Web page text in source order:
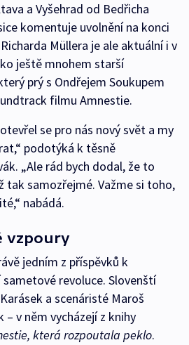
a Vyšehrad od Bedřicha
komentuje uvolnění na konci
Müllera je ale aktuální i v
ještě mnohem starší
prý s Ondřejem Soukupem
filmu Amnestie.
se pro nás nový svět a my
podotýká k těsně
„Ale rád bych dodal, že to
tak samozřejmé. Važme si toho,
nabádá.
vzpoury
jedním z příspěvků k
revoluce. Slovenští
a scenáristé Maroš
– v něm vycházejí z knihy
která rozpoutala peklo.